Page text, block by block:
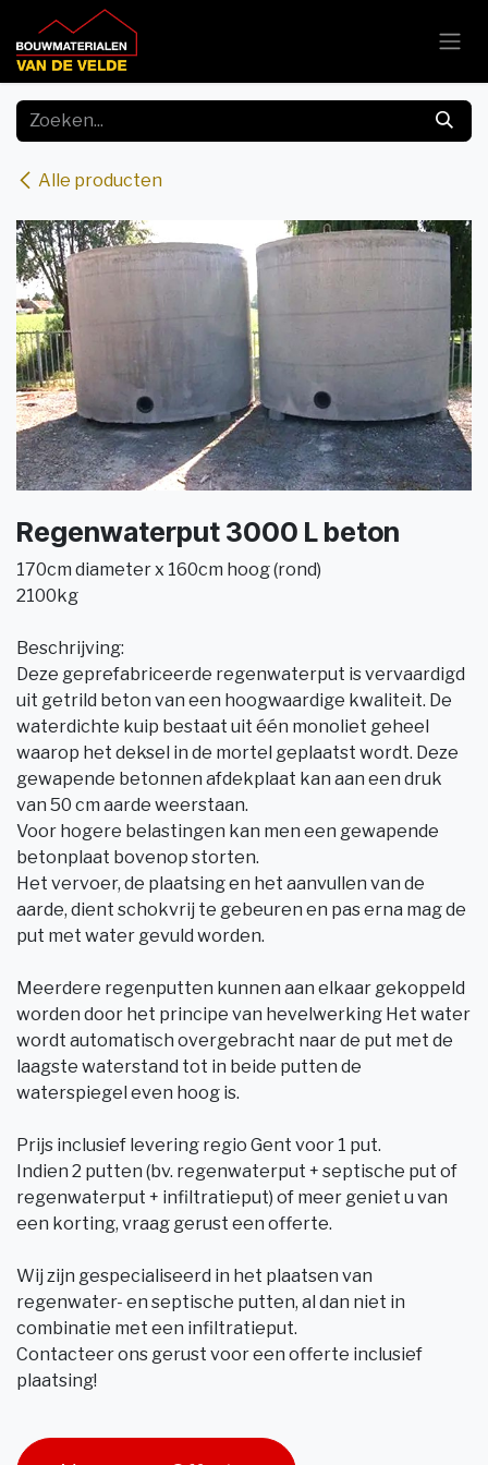
Overslaan naar inhoud
Alle producten
Regenwaterput 3000 L beton
170cm diameter x 160cm hoog (rond)
2100kg
Beschrijving:
Deze geprefabriceerde regenwaterput is vervaardigd
uit getrild beton van een hoogwaardige kwaliteit. De
waterdichte kuip bestaat uit één monoliet geheel
waarop het deksel in de mortel geplaatst wordt. Deze
gewapende betonnen afdekplaat kan aan een druk
van 50 cm aarde weerstaan.
Voor hogere belastingen kan men een gewapende
betonplaat bovenop storten.
Het vervoer, de plaatsing en het aanvullen van de
aarde, dient schokvrij te gebeuren en pas erna mag de
put met water gevuld worden.
Meerdere regenputten kunnen aan elkaar gekoppeld
worden door het principe van hevelwerking Het water
wordt automatisch overgebracht naar de put met de
laagste waterstand tot in beide putten de
waterspiegel even hoog is.
Prijs inclusief levering regio Gent voor 1 put.
Indien 2 putten (bv. regenwaterput + septische put of
regenwaterput + infiltratieput) of meer geniet u van
een korting, vraag gerust een offerte.
Wij zijn gespecialiseerd in het plaatsen van
regenwater- en septische putten, al dan niet in
combinatie met een infiltratieput.
Contacteer ons gerust voor een offerte inclusief
plaatsing!